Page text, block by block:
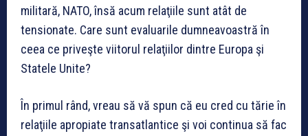
militară, NATO, însă acum relaţiile sunt atât de
tensionate. Care sunt evaluarile dumneavoastră în
ceea ce priveşte viitorul relaţiilor dintre Europa şi
Statele Unite?
În primul rând, vreau să vă spun că eu cred cu tărie în
relaţiile apropiate transatlantice şi voi continua să fac